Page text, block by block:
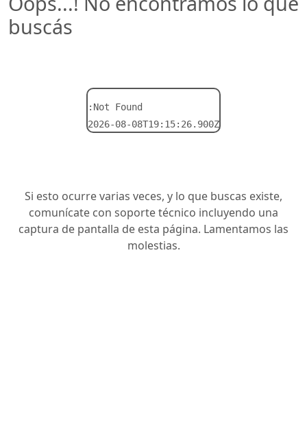
buscás
:Not Found
2026-08-08T19:15:26.900Z
Si esto ocurre varias veces, y lo que buscas existe,
comunícate con soporte técnico incluyendo una
captura de pantalla de esta página. Lamentamos las
molestias.